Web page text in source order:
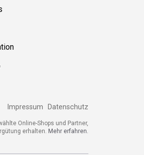
Impressum Datenschutz
Online-Shops und Partner,
erhalten. Mehr erfahren.